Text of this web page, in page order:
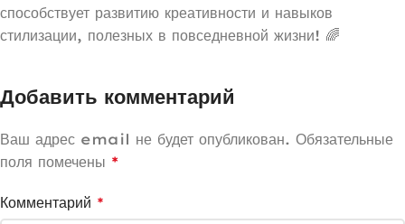
способствует развитию креативности и навыков
стилизации, полезных в повседневной жизни! 🌈
Добавить комментарий
Ваш адрес email не будет опубликован. Обязательные
поля помечены *
Комментарий *